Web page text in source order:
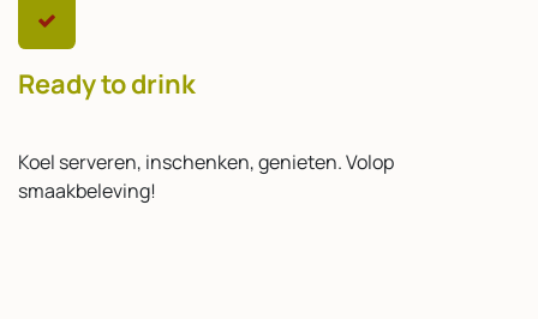
Ready to drink
Koel serveren, inschenken, genieten. Volop
smaakbeleving!